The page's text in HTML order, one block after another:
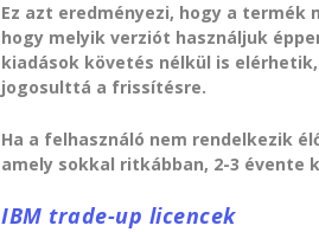
Ez azt eredményezi, hogy a termék
hogy melyik verziót használjuk
kiadások követés nélkül is
jogosulttá a frissítésre.
Ha a felhasználó nem rendelkezik
amely sokkal ritkábban, 2-3 évente
IBM trade-up licencek